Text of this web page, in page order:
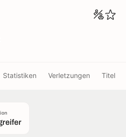
Statistiken Verletzungen Titel